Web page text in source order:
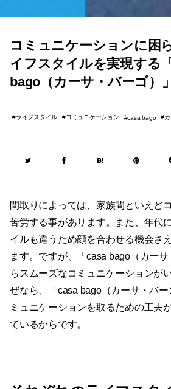
コミュニケーションに困
イフスタイルを実現する
bago（カーサ・バーゴ）」
ライフスタイル コミュニケーション casa bago
間取りによっては、家族間といえど
苦労する事があります。また、年代
イルも違うため顔を合わせる機会さ
ます。ですが、「casa bago（カー
らスムーズなコミュニケーションが
ぜなら、「casa bago（カーサ・バ
ミュニケーションを取るための工夫
ているからです。